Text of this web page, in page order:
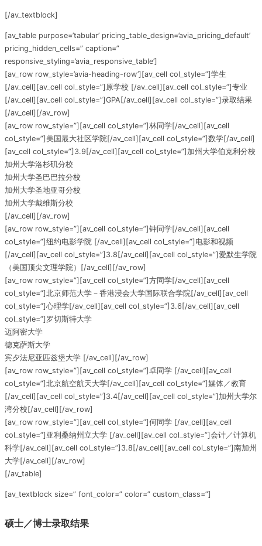
[/av_textblock]
[av_table purpose=’tabular’ pricing_table_design=’avia_pricing_default’
pricing_hidden_cells=” caption=”
responsive_styling=’avia_responsive_table’]
[av_row row_style=’avia-heading-row’][av_cell col_style=”]学生
[/av_cell][av_cell col_style=”]原学校 [/av_cell][av_cell col_style=”]专业
[/av_cell][av_cell col_style=”]GPA[/av_cell][av_cell col_style=”]录取结果
[/av_cell][/av_row]
[av_row row_style=”][av_cell col_style=”]林同学[/av_cell][av_cell
col_style=”]美国最大社区学院[/av_cell][av_cell col_style=”]数学[/av_cell]
[av_cell col_style=”]3.9[/av_cell][av_cell col_style=”]加州大学伯克利分校
加州大学洛杉矶分校
加州大学圣巴巴拉分校
加州大学圣地亚哥分校
加州大学戴维斯分校
[/av_cell][/av_row]
[av_row row_style=”][av_cell col_style=”]钟同学[/av_cell][av_cell
col_style=”]纽约电影学院 [/av_cell][av_cell col_style=”]电影和视频
[/av_cell][av_cell col_style=”]3.8[/av_cell][av_cell col_style=”]爱默生学院
（美国顶尖文理学院）[/av_cell][/av_row]
[av_row row_style=”][av_cell col_style=”]方同学[/av_cell][av_cell
col_style=”]北京师范大学－香港浸会大学国际联合学院[/av_cell][av_cell
col_style=”]心理学[/av_cell][av_cell col_style=”]3.6[/av_cell][av_cell
col_style=”]罗切斯特大学
迈阿密大学
德克萨斯大学
宾夕法尼亚匹兹堡大学 [/av_cell][/av_row]
[av_row row_style=”][av_cell col_style=”]卓同学 [/av_cell][av_cell
col_style=”]北京航空航天大学[/av_cell][av_cell col_style=”]媒体／教育
[/av_cell][av_cell col_style=”]3.4[/av_cell][av_cell col_style=”]加州大学尔
湾分校[/av_cell][/av_row]
[av_row row_style=”][av_cell col_style=”]何同学 [/av_cell][av_cell
col_style=”]亚利桑纳州立大学 [/av_cell][av_cell col_style=”]会计／计算机
科学[/av_cell][av_cell col_style=”]3.8[/av_cell][av_cell col_style=”]南加州
大学[/av_cell][/av_row]
[/av_table]
[av_textblock size=” font_color=” color=” custom_class=”]
硕士／博士录取结果